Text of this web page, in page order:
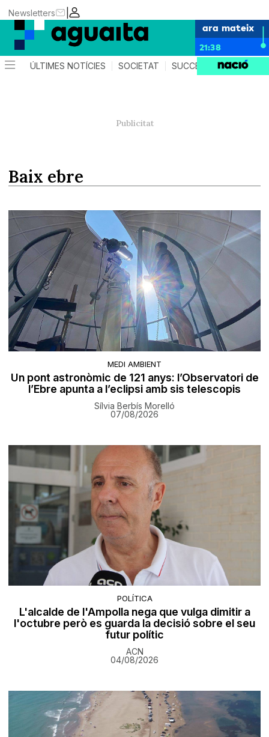
|
Newsletters
ara mateix
21:38
ÚLTIMES NOTÍCIES SOCIETAT SUCCESSOS AGENDA
baix ebre
MEDI AMBIENT
Un pont astronòmic de 121 anys: l’Observatori de
l’Ebre apunta a l’eclipsi amb sis telescopis
Sílvia Berbís Morelló
07/08/2026
POLÍTICA
L'alcalde de l'Ampolla nega que vulga dimitir a
l'octubre però es guarda la decisió sobre el seu
futur polític
ACN
04/08/2026